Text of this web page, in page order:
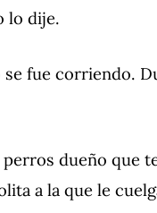
lo dije.
fue corriendo.
dueño que
a la que le